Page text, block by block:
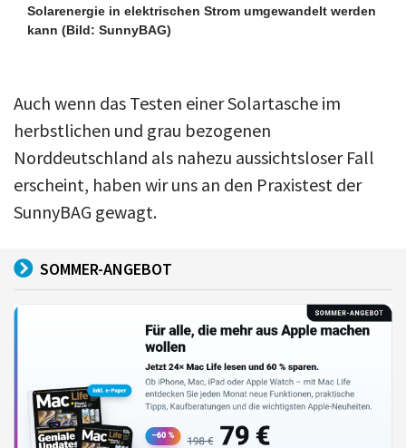
Solarenergie in elektrischen Strom umgewandelt werden
kann (Bild: SunnyBAG)
Auch wenn das Testen einer Solartasche im
herbstlichen und grau bezogenen
Norddeutschland als nahezu aussichtsloser Fall
erscheint, haben wir uns an den Praxistest der
SunnyBAG gewagt.
SOMMER-ANGEBOT